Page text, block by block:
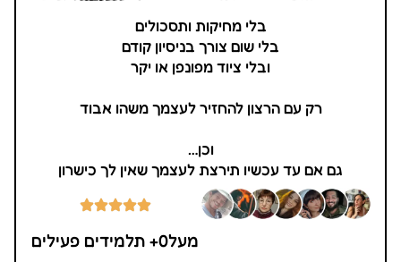
בלי מחיקות ותסכולים
בלי שום צורך בניסיון קודם
ובלי ציוד מפונפן או יקר
רק עם הרצון להחזיר לעצמך משהו אבוד
וכן…
גם אם עד עכשיו תירצת לעצמך שאין לך כישרון
מעל0+ תלמידים פעילים